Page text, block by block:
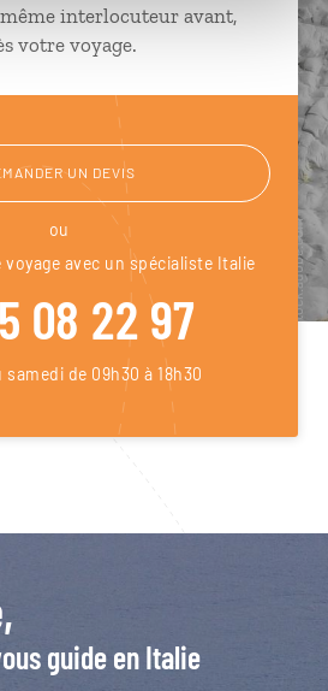
interlocuteur avant,
votre voyage.
UN DEVIS
ou
avec un spécialiste Italie
08 22 97
samedi de 09h30 à 18h30
guide en Italie